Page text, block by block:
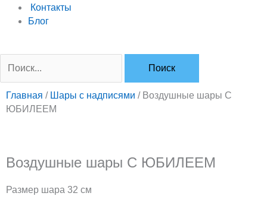
Контакты
Блог
Главная / Шары с надписями / Воздушные шары С
ЮБИЛЕЕМ
Воздушные шары С ЮБИЛЕЕМ
Размер шара 32 см